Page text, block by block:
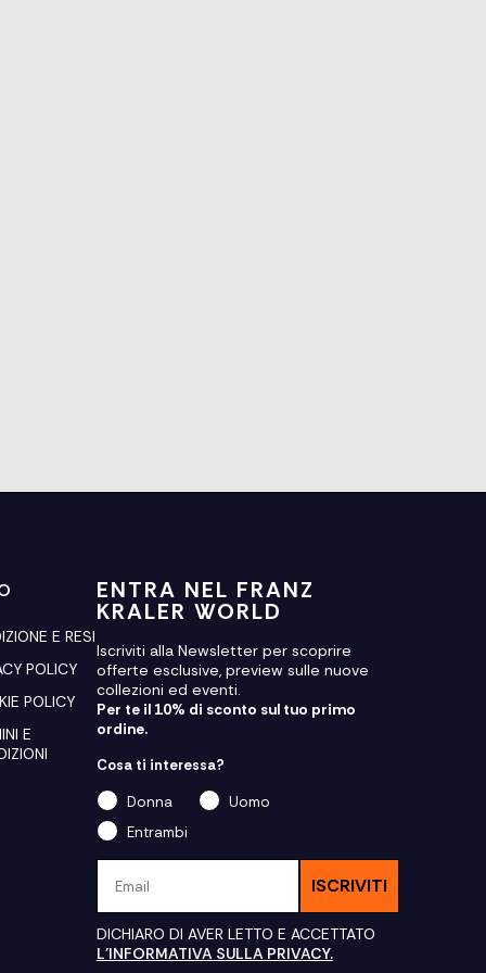
E RESI
POLICY
POLICY
E
ENTRA NEL FRANZ
KRALER WORLD
Iscriviti alla Newsletter per scoprire
offerte esclusive, preview sulle nuove
collezioni ed eventi.
Per te il 10% di sconto sul tuo primo
ordine.
Cosa ti interessa?
Donna
Uomo
Entrambi
ISCRIVITI
DICHIARO DI AVER LETTO E ACCETTATO
L'INFORMATIVA SULLA PRIVACY.